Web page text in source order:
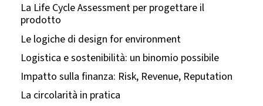
La Life Cycle Assessment per progettare il
prodotto
Le logiche di design for environment
Logistica e sostenibilità: un binomio possibile
Impatto sulla finanza: Risk, Revenue, Reputation
La circolarità in pratica